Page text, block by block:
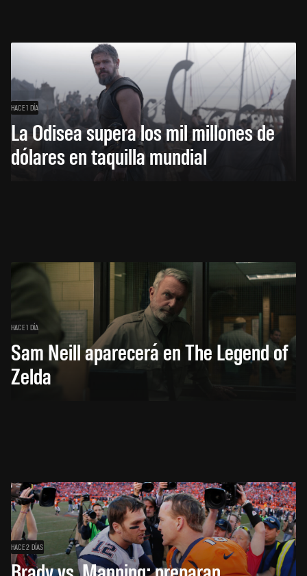
HACE 1 DÍA
La Odisea supera los mil millones de
dólares en taquilla mundial
HACE 1 DÍA
Sam Neill aparecerá en The Legend of
Zelda
HACE 2 DÍAS